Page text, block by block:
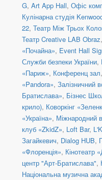
G, Art App Hall, Офіс
Кулінарна студія
22, Театр Між Трьох
Театр Creative LAB Obraz,
«Почайна», Event Hall
Служби безпеки України,
«Париж», Конференц зал,
«Pandora», Залізничний
Братислава», Бізнес
крило), Коворкінг
«Україна», Міжнародний
клуб «ZkidZ», Loft Bar,
Загайкевич, Dialog HUB,
«Флоренція», Кінотеатр
центр "Арт-Братислава",
Національна музична